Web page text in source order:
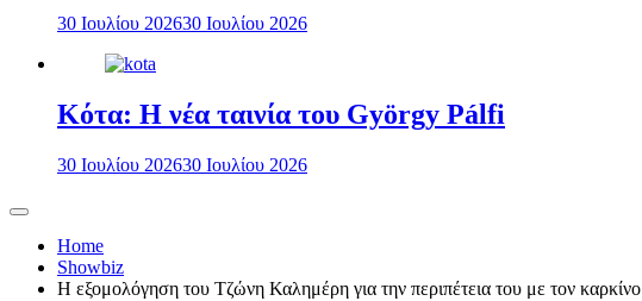
30 Ιουλίου 202630 Ιουλίου 2026
Κότα: Η νέα ταινία του György Pálfi
30 Ιουλίου 202630 Ιουλίου 2026
Home
Showbiz
Η εξομολόγηση του Τζώνη Καλημέρη για την περιπέτεια του με τον καρκίνο